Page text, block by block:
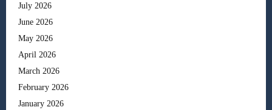
July 2026
June 2026
May 2026
April 2026
March 2026
February 2026
January 2026